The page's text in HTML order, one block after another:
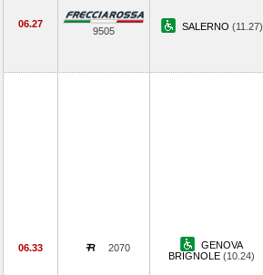
06.27
9505 SALERNO (11.27)
06.33 2070
GENOVA
BRIGNOLE (10.24)